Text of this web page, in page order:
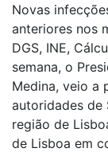
Novas
anteriores nos
DGS, INE,
semana, o
Medina, veio a
autoridades de
região de
de Lisboa em